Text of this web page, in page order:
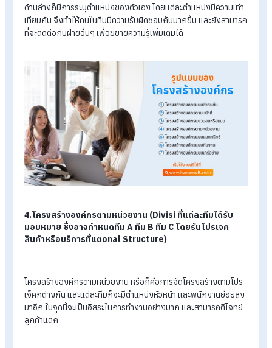
พนักงานที่หวังอยากเลื่อนขั้น และมีความเชี่ยวชาญตามตำแหน่งที่
อยู่
2.โครงสร้างองค์กรตามหน้าที่ (Functional Structure)
โครงสร้างองค์กรแบ่งตามหน้าที่ ก็จะเป็นโครงสร้างองค์กรที่แบ่ง
ลำดับขั้นจากใหญ่ลงมาเล็ก โดยจะมีการกำหนดหน้าที่ตามชื่อตำแ
ในแต่ละส่วนอย่างชัดเจน เพื่อที่ว่าทุกคนรู้หน้าที่ตัวเองที่ต้องทำ เพิ่ม
พูดทักษะของตัวเอง และมีอิสรภาพในการทำงานอย่างเต็มที่
3.โครงสร้างองค์กรแนวนอนหรือแบน (Horizontal / Flat
ด้านล่างก็มีการระบุตำแหน่งของตัวเอง โดยแต่ละตำแหน่งมีความเ
เทียมกัน จึงทำให้คนในทีมมีความรับผิดชอบกันมากขึ้น และยังสาม
ที่จะติดต่อกับฝ่ายอื่นๆ เพื่อขยายความรู้เพิ่มเติมได้